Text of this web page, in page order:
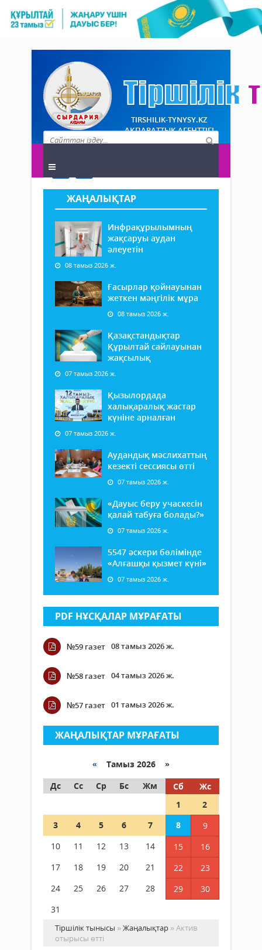
TIRSHILIK-TYNYSY.KZ
АҚПАРАТТЫҚ АГЕНТТІГІ
ЖАҢАЛЫҚТАР
Инфрақұрылымның
жақсаруы аудан
әлеуетін
08 тамыз 2026 ж.
Ғасырлар қойнауынан
жеткен мәңгілік мұра
08 тамыз 2026 ж.
Қазақстандықтар
Құрылтай сайлауынан
жақсылық
07 тамыз 2026 ж.
Қызылордада
халықаралық жастар
күніне арналған
07 тамыз 2026 ж.
Аудандық мәслихаттың
кезекті сессиясы өтті
07 тамыз 2026 ж.
«Дауыс беру учаскесін
қалай табуға болады?»
07 тамыз 2026 ж.
5547 әскери бөлімінде
«Алғашқы қызмет күні»
07 тамыз 2026 ж.
PDF НҰСҚАЛАР МҰРАҒАТЫ
№59 газет 08 тамыз 2026 ж.
№58 газет 04 тамыз 2026 ж.
№57 газет 01 тамыз 2026 ж.
ЖАҢАЛЫҚТАР МҰРАҒАТЫ
« Тамыз 2026 »
Дс
Сс Ср Бс Жм Сб
Жс
1
2
3
4 5 6 7 8
9
10
11 12 13 14 15
16
17
18 19 20 21 22
23
24
25 26 27 28 29
30
31
Тіршілік тынысы »Жаңалықтар » Актив
отырысы өтті